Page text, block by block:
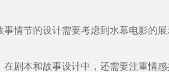
节的设计需要考虑到水幕电影的展
本和故事设计中，还需要注重情感